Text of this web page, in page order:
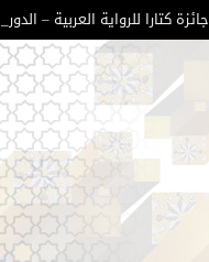
جائزة كتارا للرواية العربية – الدورة 11